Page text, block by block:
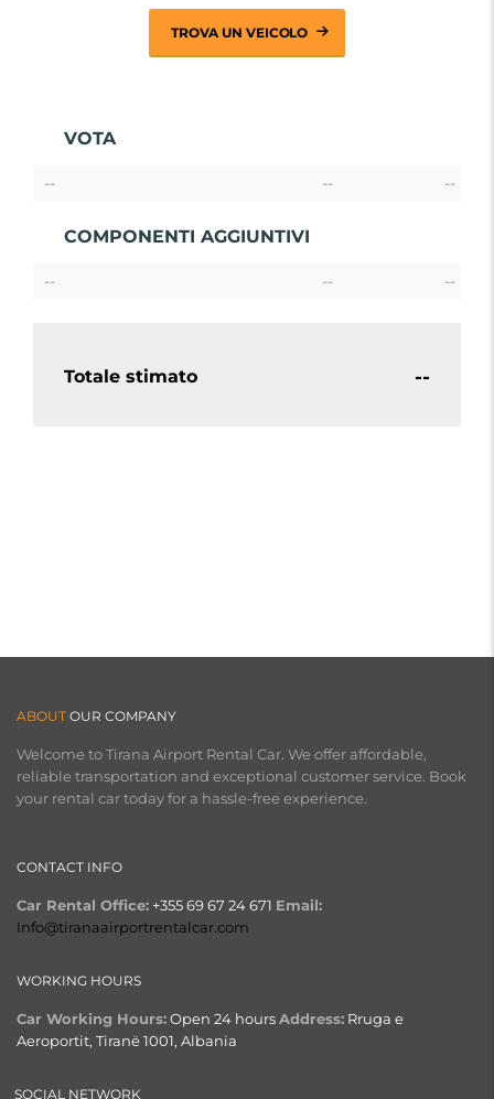
TROVA UN VEICOLO
VOTA
-- -- --
COMPONENTI AGGIUNTIVI
-- -- --
Totale stimato --
ABOUT OUR COMPANY
Welcome to Tirana Airport Rental Car. We offer affordable,
reliable transportation and exceptional customer service. Book
your rental car today for a hassle-free experience.
CONTACT INFO
Car Rental Office: +355 69 67 24 671 Email:
Info@tiranaairportrentalcar.com
WORKING HOURS
Car Working Hours:Open 24 hoursAddress: Rruga e
Aeroportit, Tiranë 1001, Albania
SOCIAL NETWORK